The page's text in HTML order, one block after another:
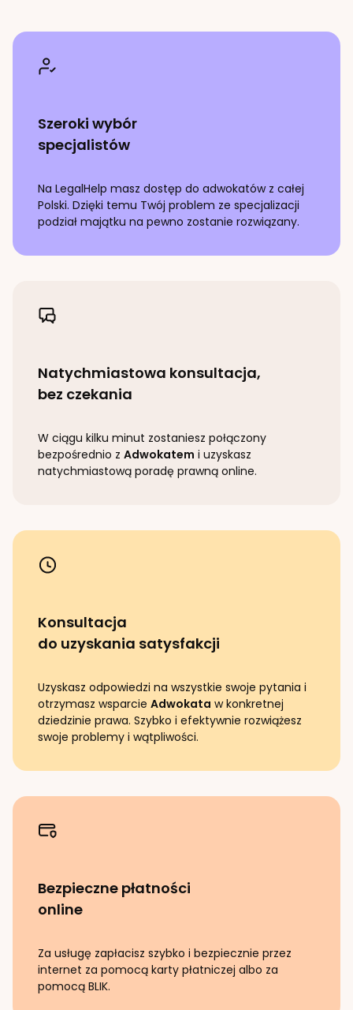
Szeroki wybór
specjalistów
Na LegalHelp masz dostęp do adwokatów z całej
Polski. Dzięki temu Twój problem ze specjalizacji
podział majątku na pewno zostanie rozwiązany.
Natychmiastowa konsultacja,
bez czekania
W ciągu kilku minut zostaniesz połączony
bezpośrednio z Adwokatem i uzyskasz
natychmiastową poradę prawną online.
Konsultacja
do uzyskania satysfakcji
Uzyskasz odpowiedzi na wszystkie swoje pytania i
otrzymasz wsparcie Adwokata w konkretnej
dziedzinie prawa. Szybko i efektywnie rozwiążesz
swoje problemy i wątpliwości.
Bezpieczne płatności
online
Za usługę zapłacisz szybko i bezpiecznie przez
internet za pomocą karty płatniczej albo za
pomocą BLIK.